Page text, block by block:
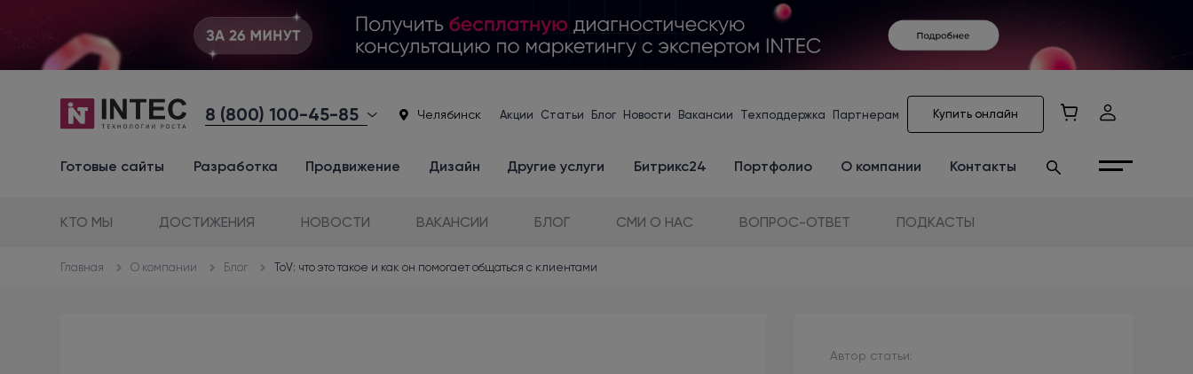
8 (800) 100-45-85 Челябинск Акции Статьи Блог Новости Вакансии Техподдержка Партнерам Купить онлайн
Готовые сайты Разработка Продвижение Дизайн Другие услуги Битрикс24 Портфолио О компании Контакты
КТО МЫ ДОСТИЖЕНИЯ НОВОСТИ ВАКАНСИИ БЛОГ СМИ О НАС ВОПРОС-ОТВЕТ ПОДКАСТЫ
Главная О компании Блог ToV: что это такое и как он помогает общаться с клиентами
Автор статьи: